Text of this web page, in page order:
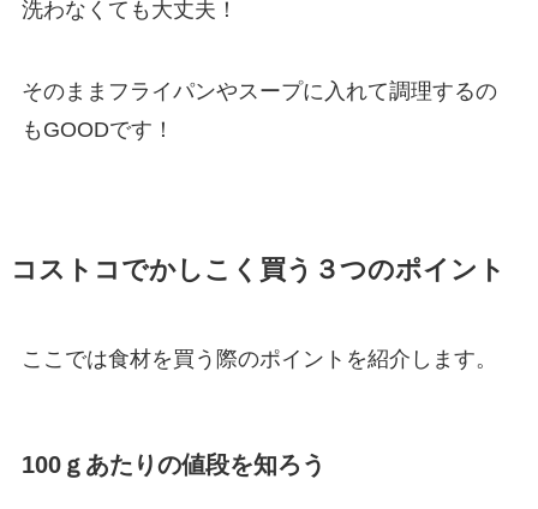
洗わなくても大丈夫！
そのままフライパンやスープに入れて調理するの
もGOODです！
コストコでかしこく買う３つのポイント
ここでは食材を買う際のポイントを紹介します。
100ｇあたりの値段を知ろう